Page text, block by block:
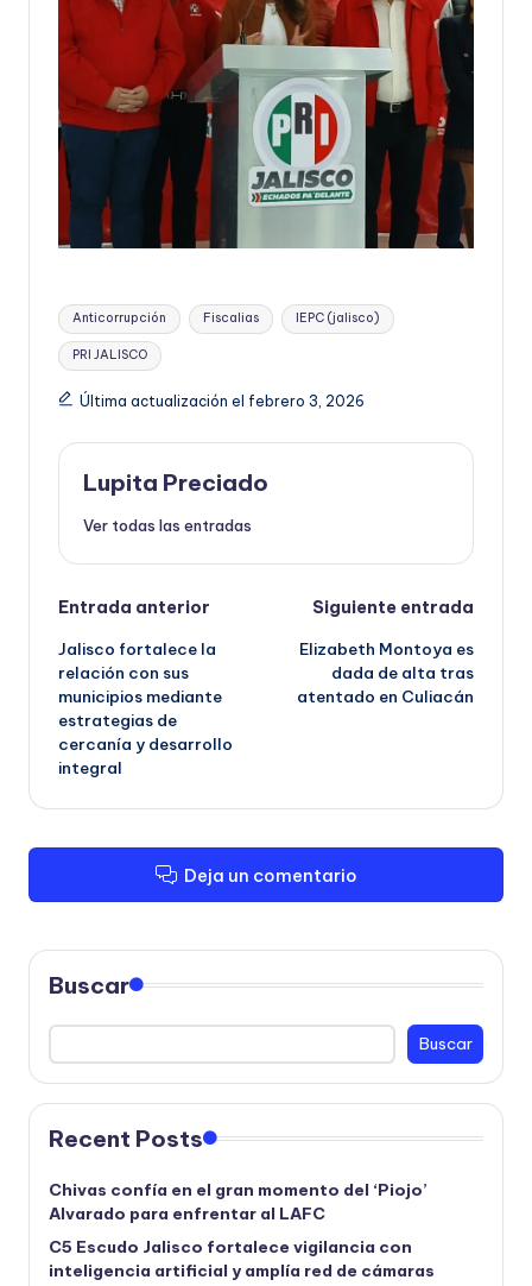
Etiquetas:
Anticorrupción Fiscalias IEPC (jalisco)
PRI JALISCO
Última actualización el febrero 3, 2026
Lupita Preciado
Ver todas las entradas
Navegación
de
entradas
Entrada anterior
Jalisco fortalece la
relación con sus
municipios mediante
estrategias de
cercanía y desarrollo
integral
Siguiente entrada
Elizabeth Montoya es
dada de alta tras
atentado en Culiacán
Deja un comentario
Buscar
Buscar
Recent Posts
Chivas confía en el gran momento del ‘Piojo’
Alvarado para enfrentar al LAFC
C5 Escudo Jalisco fortalece vigilancia con
inteligencia artificial y amplía red de cámaras